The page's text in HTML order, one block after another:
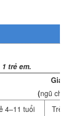
trẻ em.
Giá
(ngũ
4–11 tuổi
Trẻ